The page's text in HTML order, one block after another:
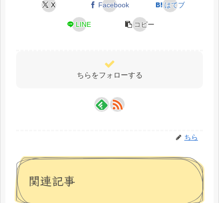
X Facebook はてブ
LINE コピー
ちらをフォローする
ちら
関連記事